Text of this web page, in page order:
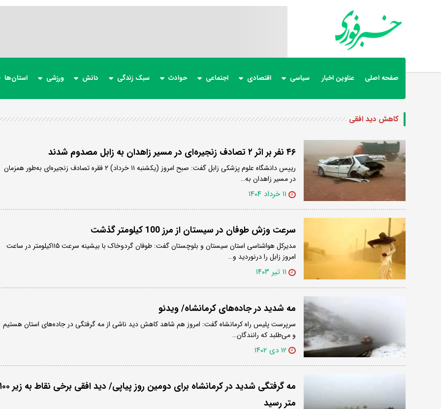
صفحه اصلی عناوین اخبار سیاسی اقتصادی اجتماعی حوادث سبک زندگی دانش ورزشی استان‌ها
کاهش دید افقی
۴۶ نفر بر اثر ۲ تصادف زنجیره‌ای در مسیر زاهدان به زابل مصدوم شدند
رییس دانشگاه علوم پزشکی زابل گفت: صبح امروز (یکشنبه ۱۱ خرداد) ۲ فقره تصادف زنجیره‌ای به‌طور همزمان
در مسیر زاهدان به…
۱۱ خرداد ۱۴۰۴
سرعت وزش طوفان در سیستان از مرز 100 کیلومتر گذشت
مدیرکل هواشناسی استان سیستان و بلوچستان گفت: طوفان گردوخاک با بیشینه سرعت ۱۱۵کیلومتر در ساعت
امروز زابل را درنوردید و…
۱۱ تیر ۱۴۰۳
مه شدید در جاده‌های کرمانشاه/ ویدئو
سرپرست پلیس راه کرمانشاه گفت: امروز هم شاهد کاهش دید ناشی از مه گرفتگی در جاده‌های استان هستیم
و می‌طلبد که رانندگان…
۱۲ دی ۱۴۰۲
مه گرفتگی شدید در کرمانشاه برای دومین روز پیاپی/ دید
متر رسید